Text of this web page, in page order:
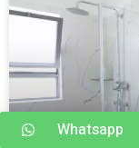
Whatsapp